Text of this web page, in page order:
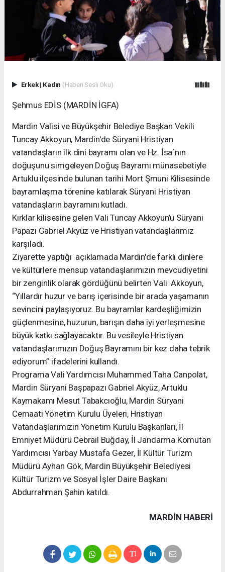
Erkek| Kadın (Haberi Sesli Oku)
Şehmus EDİS (MARDİN İGFA)
Mardin Valisi ve Büyükşehir Belediye Başkan Vekili
Tuncay Akkoyun, Mardin'de Süryani Hristiyan
vatandaşların ilk dini bayramı olan ve Hz. İsa´nın
doğuşunu simgeleyen Doğuş Bayramı münasebetiyle
Artuklu ilçesinde bulunan tarihi Mort Şmuni Kilisesinde
bayramlaşma törenine katılarak Süryani Hristiyan
vatandaşların bayramını kutladı.
Kırklar kilisesine gelen Vali Tuncay Akkoyun’u Süryani
Papazı Gabriel Akyüz ve Hristiyan vatandaşlarımız
karşıladı.
Ziyarette yaptığı açıklamada Mardin'de farklı dinlere
ve kültürlere mensup vatandaşlarımızın mevcudiyetini
bir zenginlik olarak gördüğünü belirten Vali Akkoyun,
“Yıllardır huzur ve barış içerisinde bir arada yaşamanın
sevincini paylaşıyoruz. Bu bayramlar kardeşliğimizin
güçlenmesine, huzurun, barışın daha iyi yerleşmesine
büyük katkı sağlayacaktır. Bu vesileyle Hristiyan
vatandaşlarımızın Doğuş Bayramını bir kez daha tebrik
ediyorum” ifadelerini kullandı.
Programa Vali Yardımcısı Muhammed Taha Canpolat,
Mardin Süryani Başpapazı Gabriel Akyüz, Artuklu
Kaymakamı Mesut Tabakcıoğlu, Mardin Süryani
Cemaati Yönetim Kurulu Üyeleri, Hristiyan
Vatandaşlarımızın Yönetim Kurulu Başkanları, İl
Emniyet Müdürü Cebrail Buğday, İl Jandarma Komutan
Yardımcısı Yarbay Mustafa Gezer, İl Kültür Turizm
Müdürü Ayhan Gök, Mardin Büyükşehir Belediyesi
Kültür Turizm ve Sosyal İşler Daire Başkanı
Abdurrahman Şahin katıldı.
MARDIN HABERİ